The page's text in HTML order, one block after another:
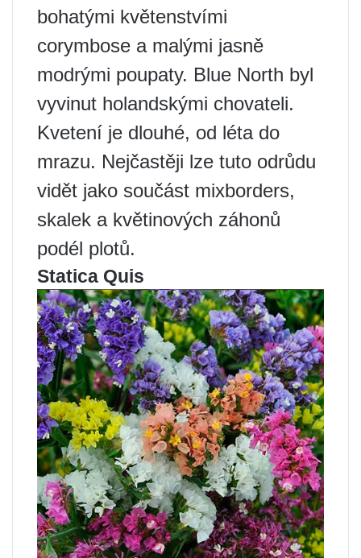
bohatými květenstvími
corymbose a malými jasně
modrými poupaty. Blue North byl
vyvinut holandskými chovateli.
Kvetení je dlouhé, od léta do
mrazu. Nejčastěji lze tuto odrůdu
vidět jako součást mixborders,
skalek a květinových záhonů
podél plotů.
Statica Quis